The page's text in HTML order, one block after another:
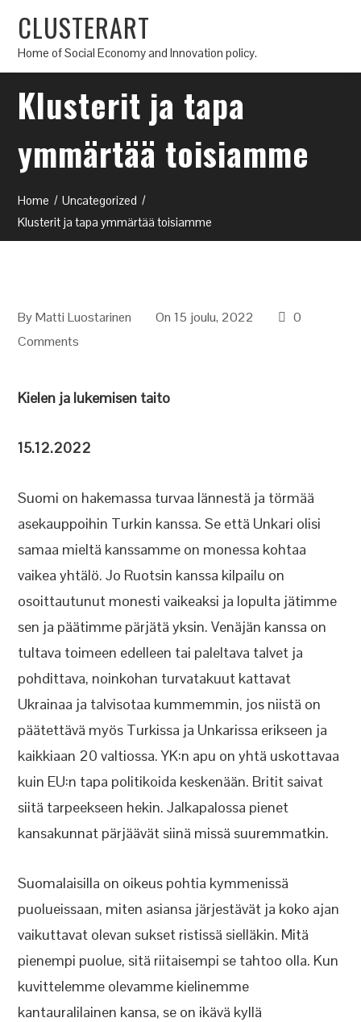
CLUSTERART
Home of Social Economy and Innovation policy.
Klusterit ja tapa
ymmärtää toisiamme
Home
Uncategorized
Klusterit ja tapa ymmärtää toisiamme
ByMatti Luostarinen On 15 joulu, 2022
0
Comments
Kielen ja lukemisen taito
15.12.2022
Suomi on hakemassa turvaa lännestä ja törmää
asekauppoihin Turkin kanssa. Se että Unkari olisi
samaa mieltä kanssamme on monessa kohtaa
vaikea yhtälö. Jo Ruotsin kanssa kilpailu on
osoittautunut monesti vaikeaksi ja lopulta jätimme
sen ja päätimme pärjätä yksin. Venäjän kanssa on
tultava toimeen edelleen tai paleltava talvet ja
pohdittava, noinkohan turvatakuut kattavat
Ukrainaa ja talvisotaa kummemmin, jos niistä on
päätettävä myös Turkissa ja Unkarissa erikseen ja
kaikkiaan 20 valtiossa. YK:n apu on yhtä uskottavaa
kuin EU:n tapa politikoida keskenään. Britit saivat
siitä tarpeekseen hekin. Jalkapalossa pienet
kansakunnat pärjäävät siinä missä suuremmatkin.
Suomalaisilla on oikeus pohtia kymmenissä
puolueissaan, miten asiansa järjestävät ja koko ajan
vaikuttavat olevan sukset ristissä sielläkin. Mitä
pienempi puolue, sitä riitaisempi se tahtoo olla. Kun
kuvittelemme olevamme kielinemme
kantauralilainen kansa, se on ikävä kyllä